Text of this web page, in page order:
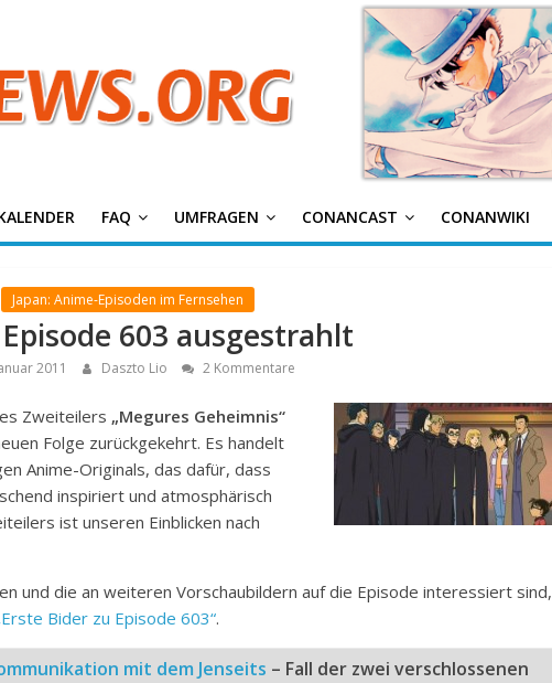
FAQ UMFRAGEN CONANCAST CONANWIKI
Japan: Anime-Episoden im Fernsehen
Episode 603 ausgestrahlt
2011 Daszto Lio 2 Kommentare
Zweiteilers „Megures Geheimnis“
Folge zurückgekehrt. Es handelt
Anime-Originals, das dafür, dass
inspiriert und atmosphärisch
ist unseren Einblicken nach
und die an weiteren Vorschaubildern auf die Episode interessiert sind,
Bider zu Episode 603“.
mit dem Jenseits – Fall der zwei verschlossenen